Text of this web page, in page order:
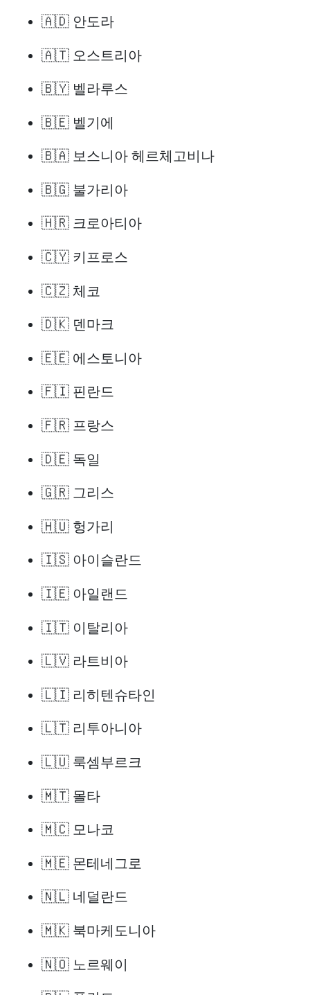
🇦🇩 안도라
🇦🇹 오스트리아
🇧🇾 벨라루스
🇧🇪 벨기에
🇧🇦 보스니아 헤르체고비나
🇧🇬 불가리아
🇭🇷 크로아티아
🇨🇾 키프로스
🇨🇿 체코
🇩🇰 덴마크
🇪🇪 에스토니아
🇫🇮 핀란드
🇫🇷 프랑스
🇩🇪 독일
🇬🇷 그리스
🇭🇺 헝가리
🇮🇸 아이슬란드
🇮🇪 아일랜드
🇮🇹 이탈리아
🇱🇻 라트비아
🇱🇮 리히텐슈타인
🇱🇹 리투아니아
🇱🇺 룩셈부르크
🇲🇹 몰타
🇲🇨 모나코
🇲🇪 몬테네그로
🇳🇱 네덜란드
🇲🇰 북마케도니아
🇳🇴 노르웨이